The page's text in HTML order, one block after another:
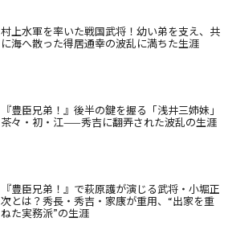
村上水軍を率いた戦国武将！幼い弟を支え、共
に海へ散った得居通幸の波乱に満ちた生涯
『豊臣兄弟！』後半の鍵を握る「浅井三姉妹」
茶々・初・江——秀吉に翻弄された波乱の生涯
『豊臣兄弟！』で萩原護が演じる武将・小堀正
次とは？秀長・秀吉・家康が重用、“出家を重
ねた実務派”の生涯